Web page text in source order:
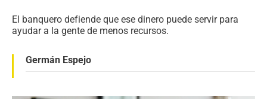
El banquero defiende que ese dinero puede servir para
ayudar a la gente de menos recursos.
Germán Espejo